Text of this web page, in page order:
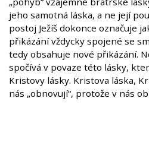
jeho samotná láska, a ne její
postoj Ježíš dokonce označuje
přikázání vždycky spojené se
tedy obsahuje nové přikázání.
spočívá v povaze této lásky,
Kristovy lásky. Kristova láska,
nás „obnovují“, protože v nás